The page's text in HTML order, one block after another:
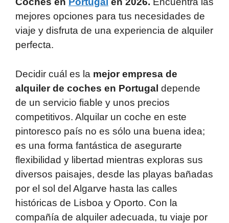
p
o
k
mejores opciones para tus necesidades de
viaje y disfruta de una experiencia de alquiler
perfecta.
Decidir cuál es la mejor empresa de
alquiler de coches en Portugal depende
de un servicio fiable y unos precios
competitivos. Alquilar un coche en este
pintoresco país no es sólo una buena idea;
es una forma fantástica de asegurarte
flexibilidad y libertad mientras exploras sus
diversos paisajes, desde las playas bañadas
por el sol del Algarve hasta las calles
históricas de Lisboa y Oporto. Con la
compañía de alquiler adecuada, tu viaje por